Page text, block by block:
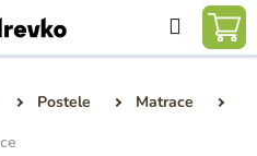
Hľadať
Postele
Matrace